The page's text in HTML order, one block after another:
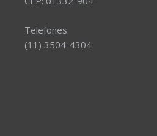
Telefones:
(11) 3504-4304